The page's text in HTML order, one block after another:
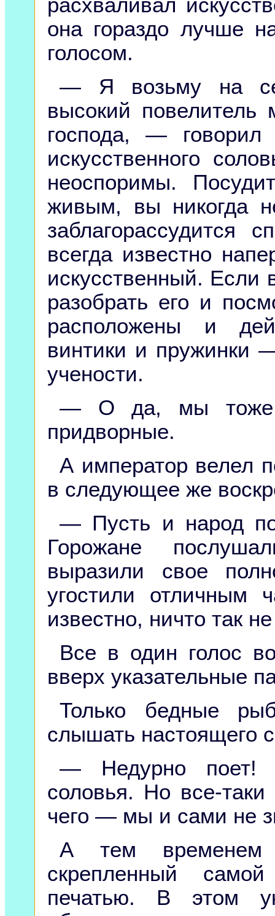
расхваливал
она гораздо лучше
голосом.
— Я возьму на
высокий
господа, —
искусственного
неоспоримы.
живым, вы никогда
всегда известно
искусственный. Если
разобрать его и
расположены и
винтики и пружинки
учености.
— О да, мы тоже
придворные.
А император велел
в следующее же
— Пусть и народ
Горожане
выразили свое
угостили отличным
известно, ничто так
Все в один голос
вверх указательные
Только бедные
слышать настоящего
— Недурно поет!
соловья. Но все-таки
чего — мы и сами не
А тем временем
скрепленный
печатью. В этом